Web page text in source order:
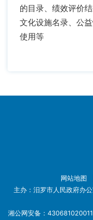
的目录、绩效评价
文化设施名录、公
使用等
网站地图
主办：汨罗市人民政府办
湘公网安备：